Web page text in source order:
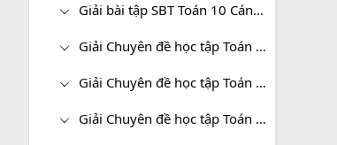
Giải bài tập SBT Toán 10 Cánh diều
Giải Chuyên đề học tập Toán 10 Kết nối tri thức
Giải Chuyên đề học tập Toán 10 Chân trời sáng tạo
Giải Chuyên đề học tập Toán 10 Cánh diều